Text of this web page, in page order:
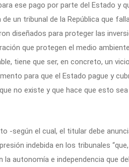
ese pago por parte del Estado y
un tribunal de la República que
diseñados para proteger las
que protegen el medio
tiene que ser, en concreto, un
para que el Estado pague y
no existe y que hace que esto sea
-según el cual, el titular debe
indebida en los tribunales
autonomía e independencia que